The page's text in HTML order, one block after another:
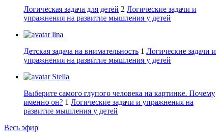
Логическая задача для детей 2 Логические задачи и
упражнения на развитие мышления у детей
lina
Детская задача на внимательность 1 Логические задачи и
упражнения на развитие мышления у детей
Stella
Выберите самого глупого человека на картинке. Почему
именно он? 1 Логические задачи и упражнения на
развитие мышления у детей
Весь эфир